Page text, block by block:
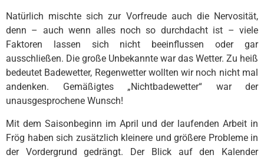
Natürlich mischte sich zur Vorfreude auch die Nervosität,
denn – auch wenn alles noch so durchdacht ist – viele
Faktoren lassen sich nicht beeinflussen oder gar
ausschließen. Die große Unbekannte war das Wetter. Zu heiß
bedeutet Badewetter, Regenwetter wollten wir noch nicht mal
andenken. Gemäßigtes „Nichtbadewetter“ war der
unausgesprochene Wunsch!
Mit dem Saisonbeginn im April und der laufenden Arbeit in
Frög haben sich zusätzlich kleinere und größere Probleme in
der Vordergrund gedrängt. Der Blick auf den Kalender